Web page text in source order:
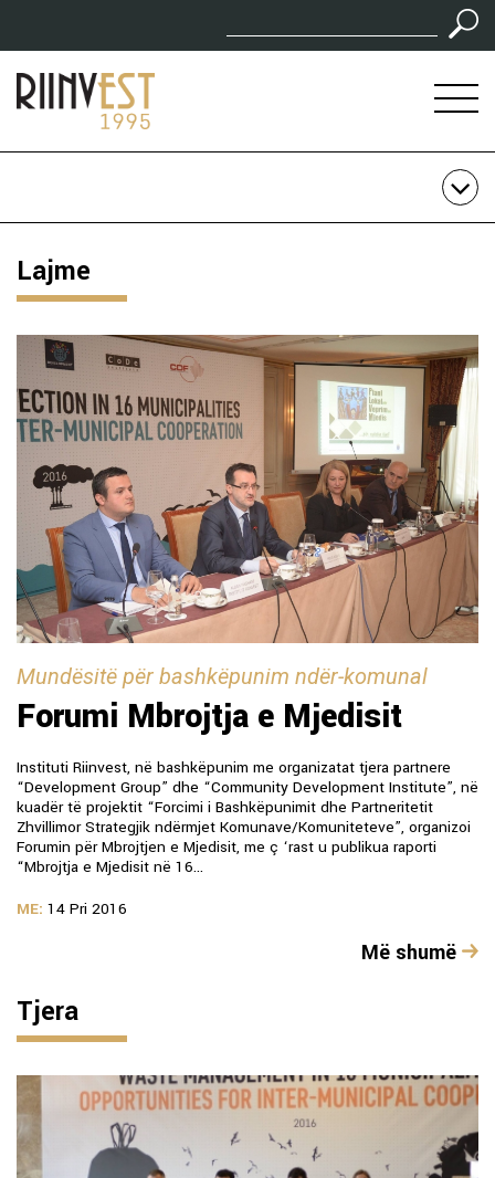
Lajme
Mundësitë për bashkëpunim ndër-komunal
Forumi Mbrojtja e Mjedisit
Instituti Riinvest, në bashkëpunim me organizatat tjera partnere
“Development Group” dhe “Community Development Institute”, në
kuadër të projektit “Forcimi i Bashkëpunimit dhe Partneritetit
Zhvillimor Strategjik ndërmjet Komunave/Komuniteteve”, organizoi
Forumin për Mbrojtjen e Mjedisit, me ç ‘rast u publikua raporti
“Mbrojtja e Mjedisit në 16...
ME: 14 Pri 2016
Më shumë
Tjera